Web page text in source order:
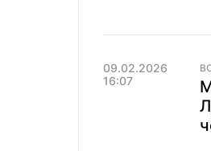
09.02.2026
16:07